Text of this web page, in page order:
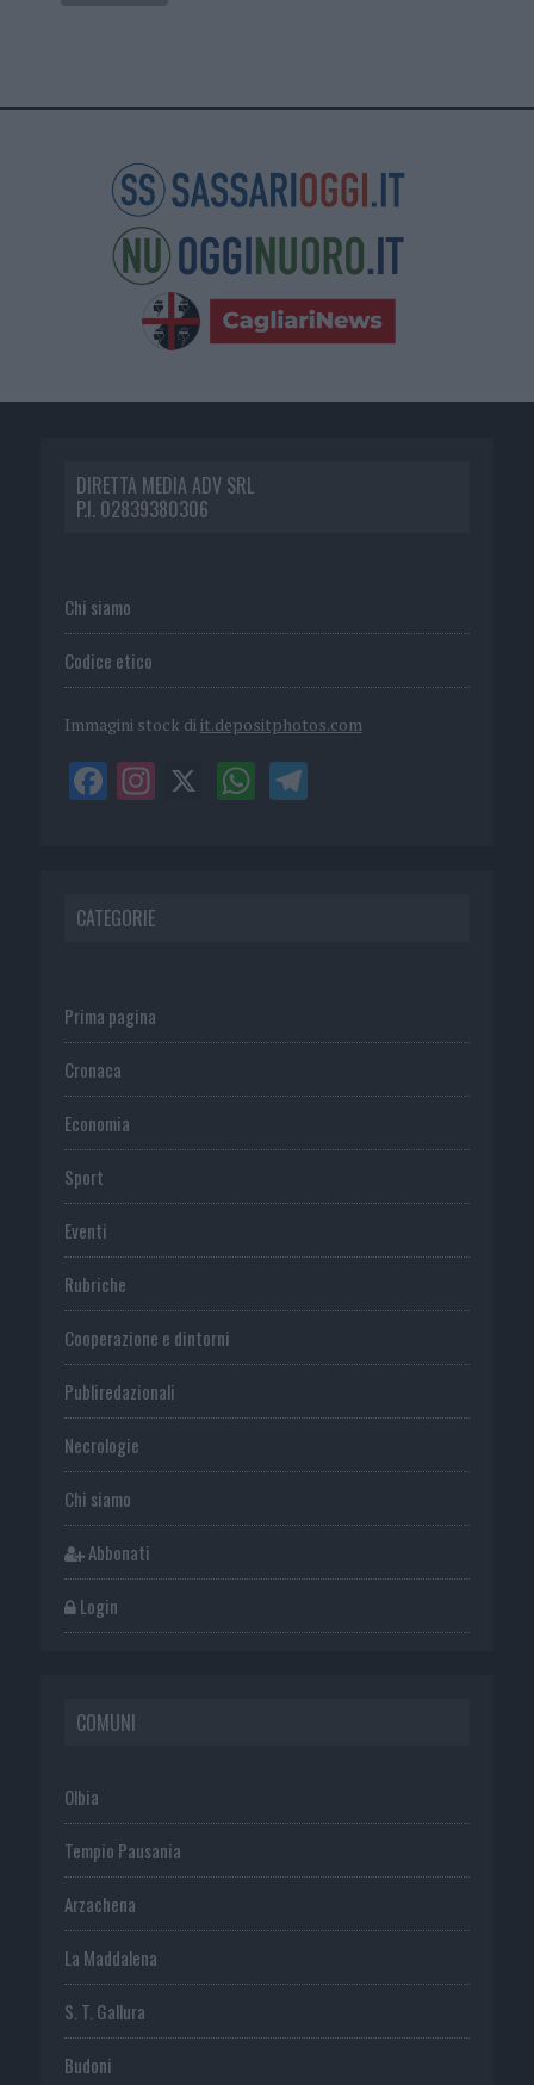
DIRETTA MEDIA ADV SRL
P.I. 02839380306
Chi siamo
Codice etico
Immagini stock di it.depositphotos.com
CATEGORIE
Prima pagina
Cronaca
Economia
Sport
Eventi
Rubriche
Cooperazione e dintorni
Publiredazionali
Necrologie
Chi siamo
Abbonati
Login
COMUNI
Olbia
Tempio Pausania
Arzachena
La Maddalena
S. T. Gallura
Budoni